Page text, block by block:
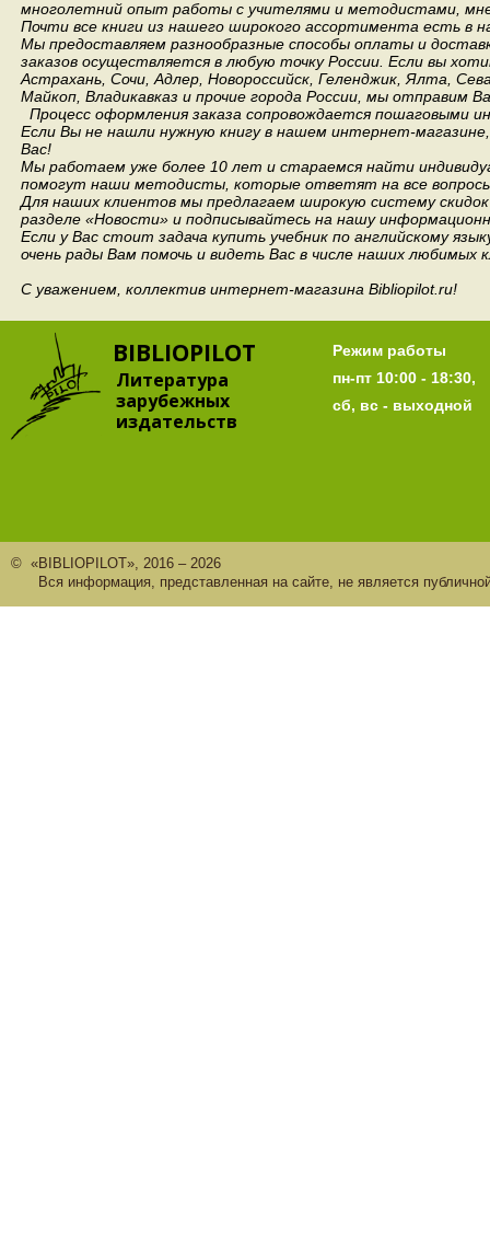
многолетний опыт работы с учителями и методистами,
Почти все книги из нашего широкого ассортимента есть в
Мы предоставляем разнообразные способы оплаты и
заказов осуществляется в любую точку России. Если вы
Астрахань, Сочи, Адлер, Новороссийск, Геленджик, Ялта,
Майкоп, Владикавказ и прочие города России, мы отправим
Процесс оформления заказа сопровождается пошаговыми
Если Вы не нашли нужную книгу в нашем интернет-
Вас!
Мы работаем уже более 10 лет и стараемся найти
помогут наши методисты, которые ответят на все
Для наших клиентов мы предлагаем широкую систему
разделе «Новости» и подписывайтесь на нашу
Если у Вас стоит задача купить учебник по английскому
очень рады Вам помочь и видеть Вас в числе наших любимых
С уважением, коллектив интернет-магазина Bibliopilot.ru!
BIBLIOPILOT
Литература
зарубежных
издательств
Режим работы
пн-пт 10:00 - 18:30,
сб, вс - выходной
© «BIBLIOPILOT», 2016 – 2026
Вся информация, представленная на сайте, не является